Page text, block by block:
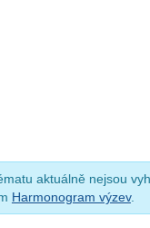
aktuálně nejsou
Harmonogram výzev.